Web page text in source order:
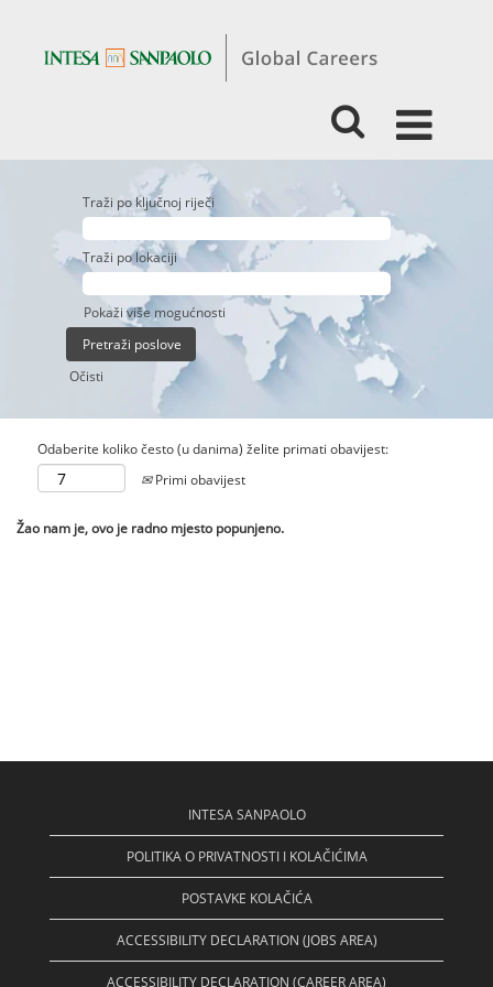
Traži po ključnoj riječi
Traži po lokaciji
Pokaži više mogućnosti
Očisti
Odaberite koliko često (u danima) želite primati obavijest:
Primi obavijest
Žao nam je, ovo je radno mjesto popunjeno.
INTESA SANPAOLO
POLITIKA O PRIVATNOSTI I KOLAČIĆIMA
POSTAVKE KOLAČIĆA
ACCESSIBILITY DECLARATION (JOBS AREA)
ACCESSIBILITY DECLARATION (CAREER AREA)